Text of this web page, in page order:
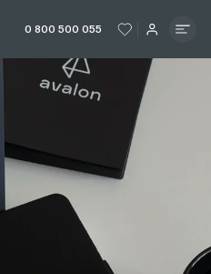
0 800 500 055 ЧИТАТИ ІСТОРІЮ
ЧИТАТИ